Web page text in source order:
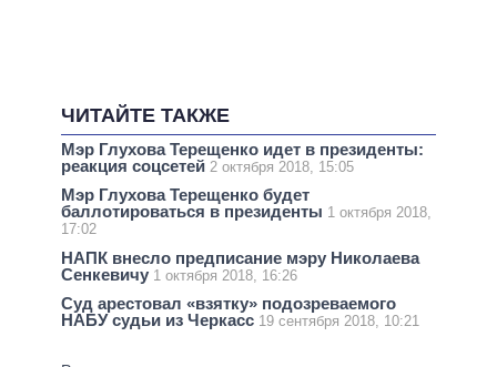
ЧИТАЙТЕ ТАКЖЕ
Мэр Глухова Терещенко идет в президенты:
реакция соцсетей 2 октября 2018, 15:05
Мэр Глухова Терещенко будет
баллотироваться в президенты 1 октября 2018,
17:02
НАПК внесло предписание мэру Николаева
Сенкевичу 1 октября 2018, 16:26
Суд арестовал «взятку» подозреваемого
НАБУ судьи из Черкасс 19 сентября 2018, 10:21